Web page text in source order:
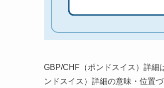
GBP/CHF（ポンドスイス）詳細
ンドスイス）詳細の意味・位置